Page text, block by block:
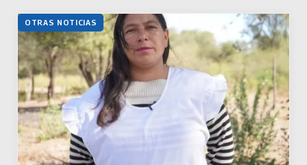
OTRAS NOTICIAS